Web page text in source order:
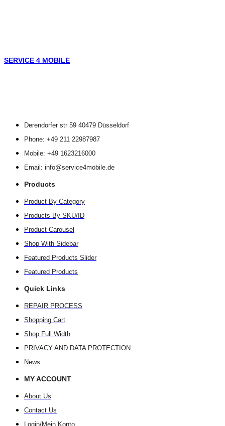
SERVICE 4 MOBILE
Derendorfer str 59 40479 Düsseldorf
Phone: +49 211 22987987
Mobile: +49 1623216000
Email: info@service4mobile.de
Products
Product By Category
Products By SKU/ID
Product Carousel
Shop With Sidebar
Featured Products Slider
Featured Products
Quick Links
REPAIR PROCESS
Shopping Cart
Shop Full Width
PRIVACY AND DATA PROTECTION
News
MY ACCOUNT
About Us
Contact Us
Login/Mein Konto